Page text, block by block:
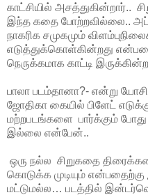
காட்சியில் அசத்துகின்றார்..
இந்த கதை போற்றவில்லை..
நாகரிக சமுகமும்
எடுத்துக்கொள்கின்றது
நெருக்கமாக காட்டி
பாலா படம்தானா?- என்று
ஜோதிகா கையில் பிளேட்
மற்றபடங்களை பார்க்கும்
இல்லை என்பேன்..
ஒரு நல்ல சிறுகதை
கொடுக்க முடியும்
மட்டுமல்ல… படத்தில்